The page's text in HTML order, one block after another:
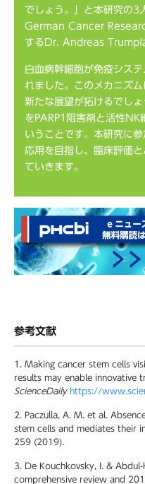
でしょう。」と本研究の3
German Cancer
するDr. Andreas Trump
白血病幹細胞が免疫シス
れました。このメカニズ
新たな展望が拓けるでし
をPARP1阻害剤と活性NK
いうことです。本研究に
応用を目指し、臨床評価
ていきます。
参考文献
1. Making cancer stem cells
results may enable innovative
ScienceDaily https://
2. Paczulla, A. M. et al.
stem cells and mediates their
259 (2019).
3. De Kouchkovsky, I. &
comprehensive review and